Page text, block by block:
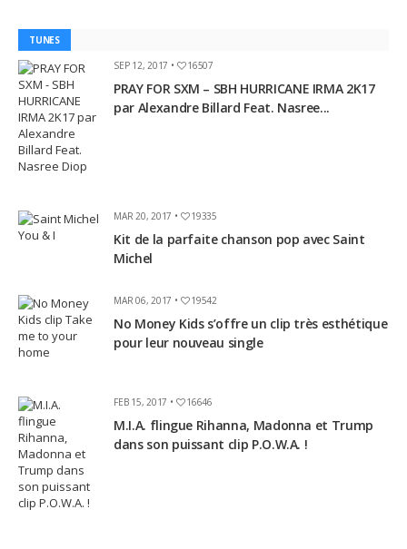
TUNES
SEP 12, 2017 •
16507
PRAY FOR SXM – SBH HURRICANE IRMA 2K17
par Alexandre Billard Feat. Nasree...
MAR 20, 2017 • 19335
Kit de la parfaite chanson pop avec Saint
Michel
MAR 06, 2017 • 19542
No Money Kids s’offre un clip très esthétique
pour leur nouveau single
FEB 15, 2017 • 16646
M.I.A. flingue Rihanna, Madonna et Trump
dans son puissant clip P.O.W.A. !